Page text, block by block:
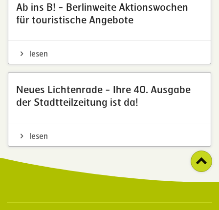
Ab ins B! - Berlinweite Aktionswochen
für touristische Angebote
lesen
Neues Lichtenrade - Ihre 40. Ausgabe
der Stadtteilzeitung ist da!
lesen